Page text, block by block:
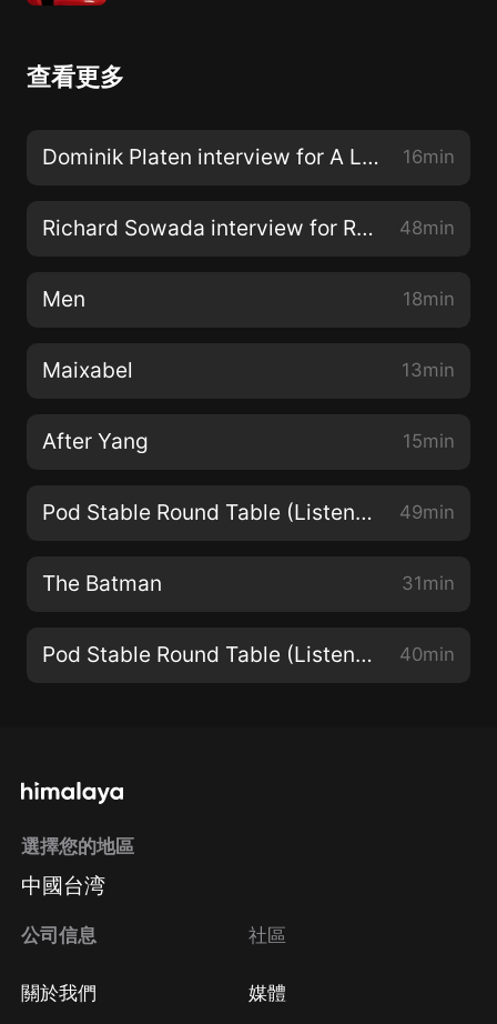
查看更多
Dominik Platen interview for A Life on the Farm 16min
Richard Sowada interview for Rev 2022 48min
Men 18min
Maixabel 13min
After Yang 15min
Pod Stable Round Table (Listener questions) - Part 2 49min
The Batman 31min
Pod Stable Round Table (Listener questions) - Part 1 40min
選擇您的地區
中國台湾
公司信息
關於我們
社區
媒體